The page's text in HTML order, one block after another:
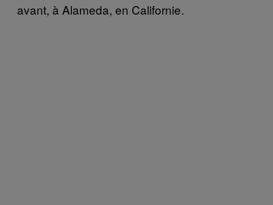
avant, à Alameda, en Californie.